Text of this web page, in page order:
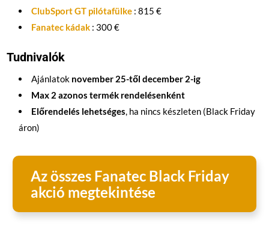
ClubSport GT pilótafülke : 815 €
Fanatec kádak : 300 €
Tudnivalók
Ajánlatok november 25-től december 2-ig
Max 2 azonos termék rendelésenként
Előrendelés lehetséges, ha nincs készleten (Black Friday
áron)
Az összes Fanatec Black Friday
akció megtekintése